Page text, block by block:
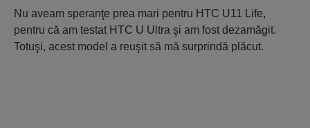
Nu aveam speranţe prea mari pentru HTC U11 Life,
pentru că am testat HTC U Ultra şi am fost dezamăgit.
Totuşi, acest model a reuşit să mă surprindă plăcut.